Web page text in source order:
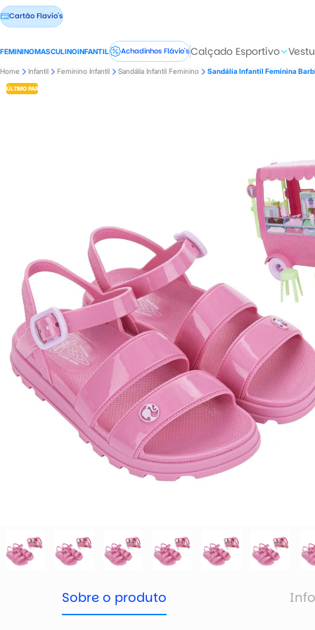
Cartão Flavio's
FEMININOMASCULINOINFANTIL Achadinhos Flávio'sCalçado Esportivo
Home Infantil Feminino Infantil Sandália Infantil Feminino Sandália Infantil Feminina
ÚLTIMO PAR
Sobre o produto